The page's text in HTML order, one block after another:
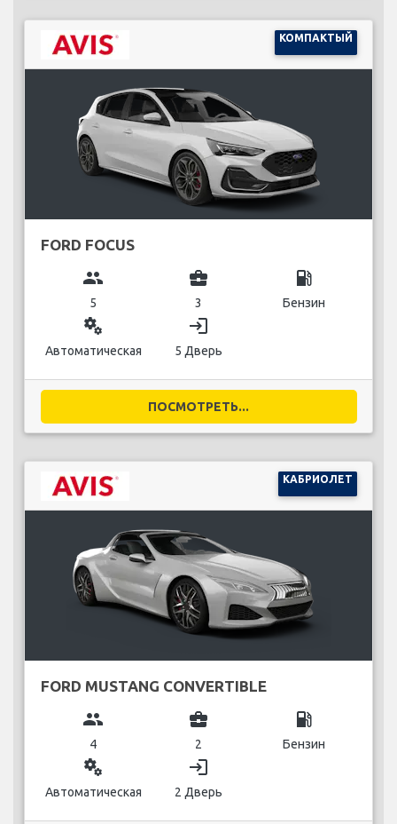
КОМПАКТЫЙ
FORD FOCUS
group
5
business_center
3
local_gas_station
Бензин
miscellaneous_services
Автоматическая
login
5 Дверь
ПОСМОТРЕТЬ...
КАБРИОЛЕТ
FORD MUSTANG CONVERTIBLE
group
4
business_center
2
local_gas_station
Бензин
miscellaneous_services
Автоматическая
login
2 Дверь